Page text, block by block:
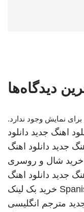
دیدگاه‌ها
نمایش وجود ندارد.
اهنگ جدید دانلود
جدید دانلود اهنگ
خرید شال و روسری
جدید دانلود اهنگ
خرید بک لینک
مترجم انگلیسی